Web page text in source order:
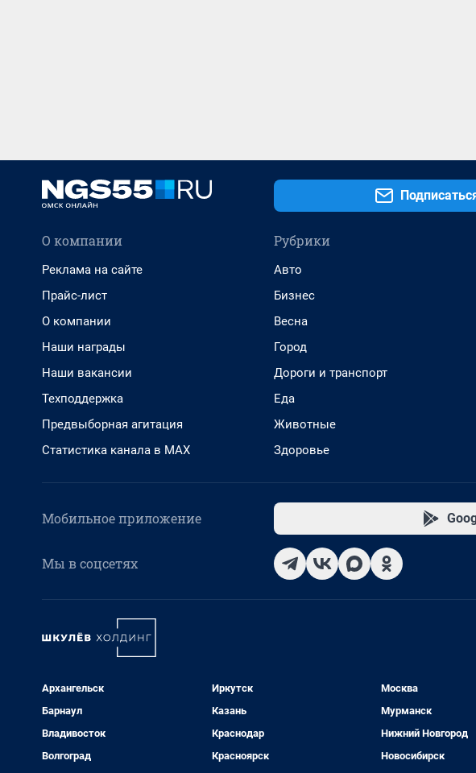
О компании
Реклама на сайте
Прайс-лист
О компании
Наши награды
Наши вакансии
Техподдержка
Предвыборная агитация
Статистика канала в MAX
Рубрики
Авто
Бизнес
Весна
Город
Дороги и транспорт
Еда
Животные
Здоровье
Мобильное приложение
Мы в соцсетях
Архангельск
Барнаул
Владивосток
Волгоград
Иркутск
Казань
Краснодар
Красноярск
Москва
Мурманск
Нижний Новгород
Новосибирск